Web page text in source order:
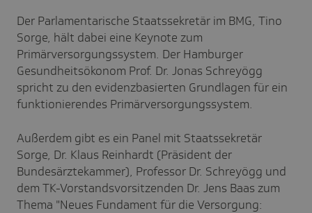
Der Parlamentarische Staatssekretär im BMG, Tino
Sorge, hält dabei eine Keynote zum
Primärversorgungssystem. Der Hamburger
Gesundheitsökonom Prof. Dr. Jonas Schreyögg
spricht zu den evidenzbasierten Grundlagen für ein
funktionierendes Primärversorgungssystem.
Außerdem gibt es ein Panel mit Staatssekretär
Sorge, Dr. Klaus Reinhardt (Präsident der
Bundesärztekammer), Professor Dr. Schreyögg und
dem TK-Vorstandsvorsitzenden Dr. Jens Baas zum
Thema "Neues Fundament für die Versorgung: